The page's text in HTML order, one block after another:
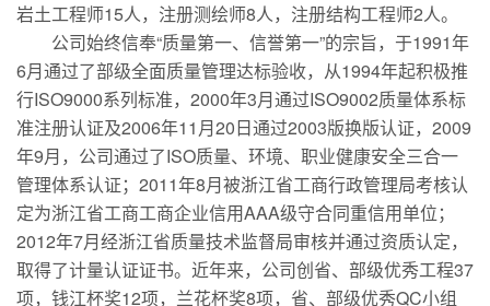
岩土工程师15人，注册测绘师8人，注册结构工程师2人。
公司始终信奉“质量第一、信誉第一”的宗旨，于1991年
6月通过了部级全面质量管理达标验收，从1994年起积极推
行ISO9000系列标准，2000年3月通过ISO9002质量体系标
准注册认证及2006年11月20日通过2003版换版认证，2009
年9月，公司通过了ISO质量、环境、职业健康安全三合一
管理体系认证；2011年8月被浙江省工商行政管理局考核认
定为浙江省工商工商企业信用AAA级守合同重信用单位；
2012年7月经浙江省质量技术监督局审核并通过资质认定，
取得了计量认证证书。近年来，公司创省、部级优秀工程37
项，钱江杯奖12项，兰花杯奖8项，省、部级优秀QC小组